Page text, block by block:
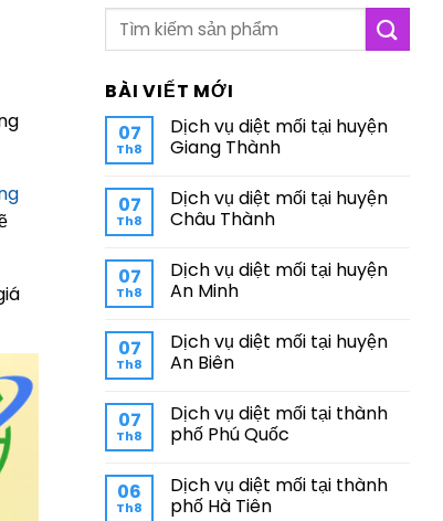
BÀI VIẾT MỚI
07
Th8
Dịch vụ diệt mối tại huyện
Giang Thành
07
Th8
Dịch vụ diệt mối tại huyện
Châu Thành
07
Th8
Dịch vụ diệt mối tại huyện
An Minh
07
Th8
Dịch vụ diệt mối tại huyện
An Biên
07
Th8
Dịch vụ diệt mối tại thành
phố Phú Quốc
06
Th8
Dịch vụ diệt mối tại thành
phố Hà Tiên